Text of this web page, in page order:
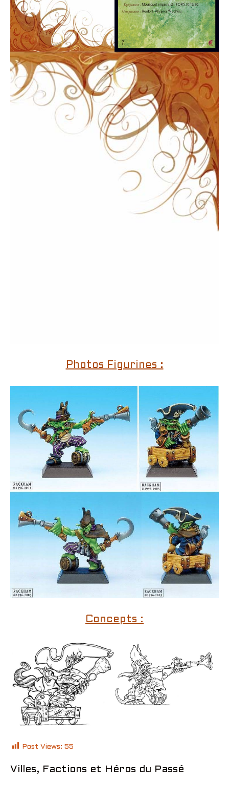
Photos Figurines :
Concepts :
Post Views: 55
Villes, Factions et Héros du Passé